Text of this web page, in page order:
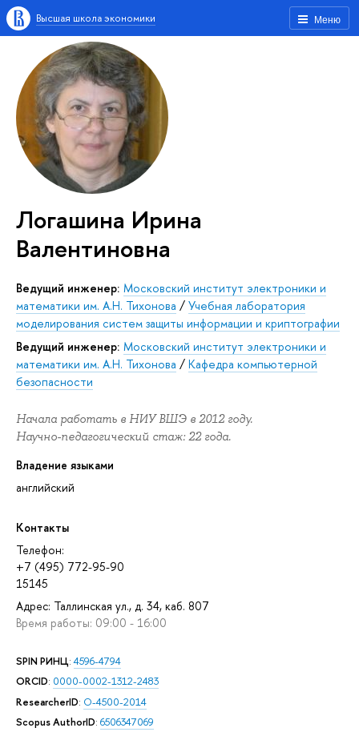
Меню
Высшая школа экономики
Логашина Ирина
Валентиновна
Ведущий инженер: Московский институт электроники и
математики им. А.Н. Тихонова / Учебная лаборатория
моделирования систем защиты информации и криптографии
Ведущий инженер: Московский институт электроники и
математики им. А.Н. Тихонова / Кафедра компьютерной
безопасности
Начала работать в НИУ ВШЭ в 2012 году.
Научно-педагогический стаж: 22 года.
Владение языками
английский
Контакты
Телефон:
+7 (495) 772-95-90
15145
Адрес: Таллинская ул., д. 34, каб. 807
Время работы: 09:00 - 16:00
SPIN РИНЦ:4596-4794
ORCID: 0000-0002-1312-2483
ResearcherID: O-4500-2014
Scopus AuthorID: 6506347069